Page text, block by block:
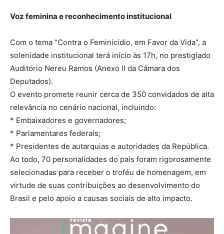
Voz feminina e reconhecimento institucional
Com o tema “Contra o Feminicídio, em Favor da Vida”, a
solenidade institucional terá início às 17h, no prestigiado
Auditório Nereu Ramos (Anexo II da Câmara dos
Deputados).
O evento promete reunir cerca de 350 convidados de alta
relevância no cenário nacional, incluindo:
* Embaixadores e governadores;
* Parlamentares federais;
* Presidentes de autarquias e autoridades da República.
Ao todo, 70 personalidades do país foram rigorosamente
selecionadas para receber o troféu de homenagem, em
virtude de suas contribuições ao desenvolvimento do
Brasil e pelo apoio a causas sociais de alto impacto.